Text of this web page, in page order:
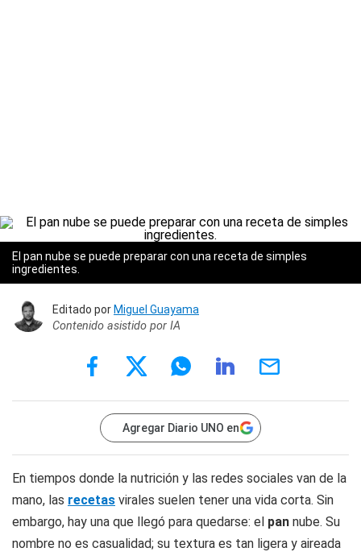
El pan nube se puede preparar con una receta de simples
ingredientes.
Editado porMiguel Guayama
Contenido asistido por IA
Agregar Diario UNO en
En tiempos donde la nutrición y las redes sociales van de la
mano, las recetas virales suelen tener una vida corta. Sin
embargo, hay una que llegó para quedarse: el pan nube. Su
nombre no es casualidad; su textura es tan ligera y aireada